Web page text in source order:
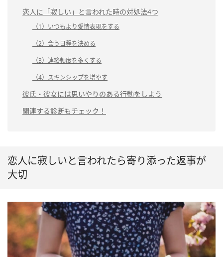
恋人に「寂しい」と言われた時の対処法4つ
（1）いつもより愛情表現をする
（2）会う日程を決める
（3）連絡頻度を多くする
（4）スキンシップを増やす
彼氏・彼女には思いやりのある行動をしよう
関連する診断もチェック！
恋人に寂しいと言われたら寄り添った返事が
大切